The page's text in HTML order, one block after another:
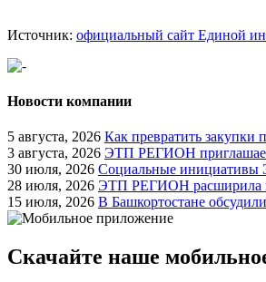
Источник: официальный сайт Единой
Новости компании
5 августа, 2026 Как превратить
3 августа, 2026 ЭТП РЕГИОН приглашает
30 июля, 2026 Социальные инициативы
28 июля, 2026 ЭТП РЕГИОН расширила
15 июля, 2026 В Башкортостане
Скачайте наше